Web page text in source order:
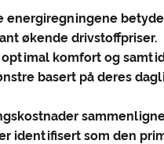
energiregningene
økende drivstoffpriser.
komfort og
basert på deres
identifisert som den